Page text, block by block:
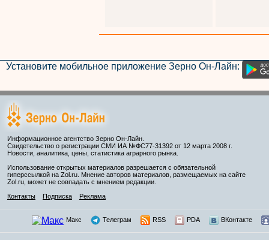
Установите мобильное приложение Зерно Он-Лайн:
Информационное агентство Зерно Он-Лайн.
Свидетельство о регистрации СМИ ИА №ФС77-31392 от 12 марта 2008 г.
Новости, аналитика, цены, статистика аграрного рынка.
Использование открытых материалов разрешается с обязательной
гиперссылкой на Zol.ru. Мнение авторов материалов, размещаемых на сайте
Zol.ru, может не совпадать с мнением редакции.
Контакты
Подписка Реклама
Макс Телеграм RSS PDA ВКонтакте